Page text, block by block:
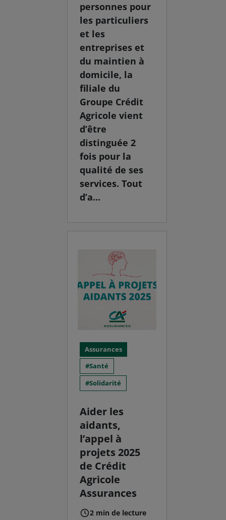
personnes pour
les particuliers
et les
entreprises et
du maintien à
domicile, la
filiale du
Groupe Crédit
Agricole vient
d’être
distinguée 2
fois pour la
qualité de ses
services. Tout
d’a...
Assurances
Santé
Solidarité
Aider les
aidants,
l’appel à
projets 2025
de Crédit
Agricole
Assurances
2 min de lecture